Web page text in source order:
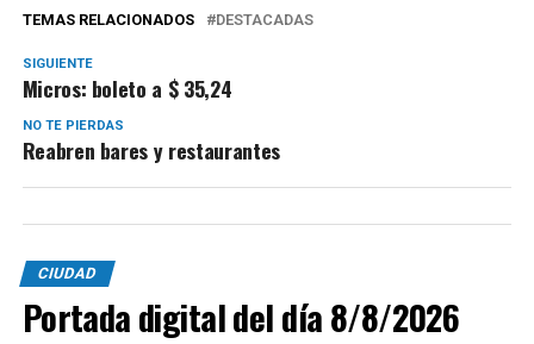
TEMAS RELACIONADOS DESTACADAS
SIGUIENTE
Micros: boleto a $ 35,24
NO TE PIERDAS
Reabren bares y restaurantes
CIUDAD
Portada digital del día 8/8/2026